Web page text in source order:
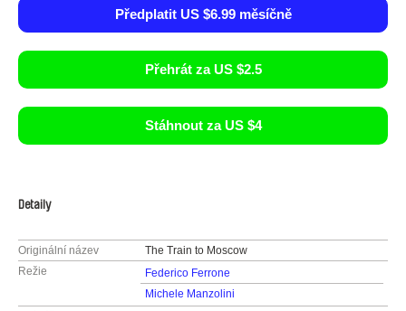
Předplatit US $6.99 měsíčně
Přehrát za US $2.5
Stáhnout za US $4
Detaily
Originální název
The Train to Moscow
Režie
Federico Ferrone
Michele Manzolini